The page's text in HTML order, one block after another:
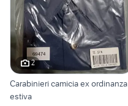
2
Carabinieri camicia ex ordinanza
estiva